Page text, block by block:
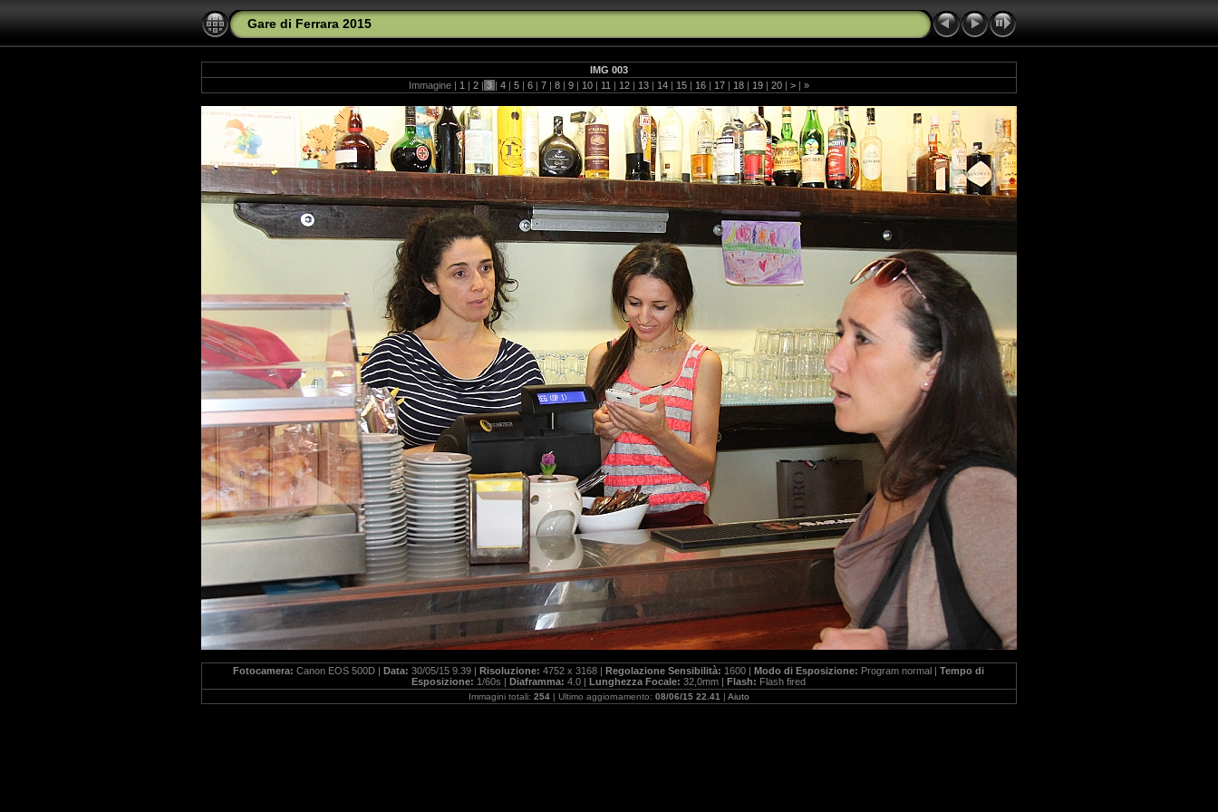
Gare di Ferrara 2015
IMG 003
Immagine | 1 | 2 | 3 | 4 | 5 | 6 | 7 | 8 | 9 | 10 | 11 | 12 | 13 | 14 | 15 | 16 | 17 | 18 | 19 | 20 | > | »
Fotocamera:Canon EOS 500D |Data:30/05/15 9.39 |Risoluzione:4752 x 3168 |Regolazione Sensibilità: 1600 |Modo di Esposizione: Program normal |Tempo di
Esposizione: 1/60s |Diaframma:4.0 |Lunghezza Focale:32,0mm |Flash: Flash fired
Immagini totali: 254| Ultimo aggiornamento: 08/06/15 22.41 | Aiuto